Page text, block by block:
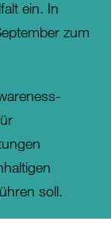
ein. In
zum
soll.